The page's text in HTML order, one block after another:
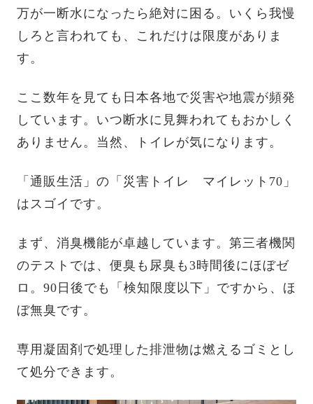
万が一断水になったら絶対に困る。いくら我慢
しろと言われても、これだけは限度がありま
す。
ここ数年を見ても日本各地で災害や地震が頻発
しています。いつ断水に見舞われてもおかしく
ありません。当然、トイレが気になります。
「通販生活」の「災害トイレ マイレット70」
はスゴイです。
まず、消臭機能が卓越しています。第三者機関
のテストでは、便臭も尿臭も3時間後にほぼゼ
ロ。90日後でも「検知限度以下」ですから、ほ
ぼ無臭です。
専用凝固剤で処理した排泄物は燃えるゴミとし
て処分できます。